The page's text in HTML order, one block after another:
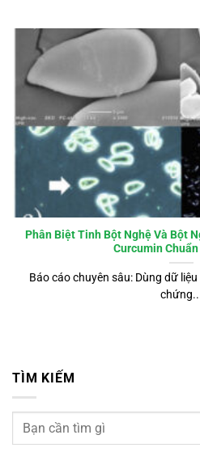
Phân Biệt Tinh Bột Nghệ Và Bột
Curcumin
Báo cáo chuyên sâu: Dùng dữ
TÌM KIẾM